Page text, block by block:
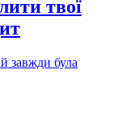
твої
завжди була